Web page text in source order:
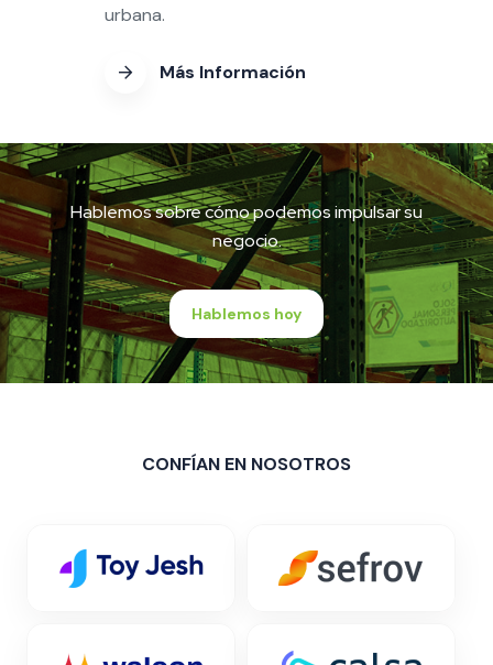
urbana.
Más Información
Hablemos sobre cómo podemos impulsar su
negocio.
Hablemos hoy
CONFÍAN EN NOSOTROS